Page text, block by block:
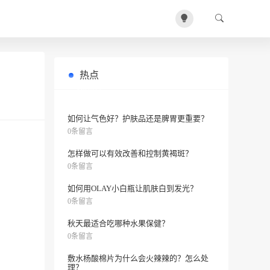
热点
如何让气色好？护肤品还是脾胃更重要？
0条留言
怎样做可以有效改善和控制黄褐斑？
0条留言
如何用OLAY小白瓶让肌肤白到发光？
0条留言
秋天最适合吃哪种水果保健？
0条留言
敷水杨酸棉片为什么会火辣辣的？怎么处
理？